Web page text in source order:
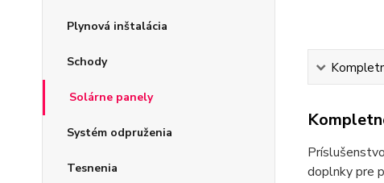
Plynová inštalácia
Schody
Solárne panely
Systém odpruženia
Tesnenia
doplnky pre